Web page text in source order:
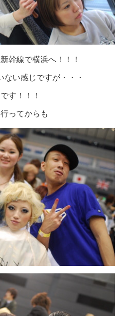
線で横浜へ！！！
い感じですが・・・
す！！！
ってからも